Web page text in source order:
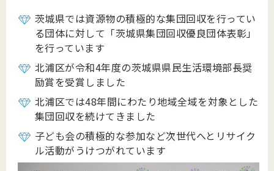
茨城県では資源物の積極的な集団回収を行ってい
る団体に対して「茨城県集団回収優良団体表彰」
を行っています
北浦区が令和4年度の茨城県県民生活環境部長奨
励賞を受賞しました
北浦区では48年間にわたり地域全域を対象とした
集団回収を続けてきました
子ども会の積極的な参加など次世代へとリサイク
ル活動がうけつがれています